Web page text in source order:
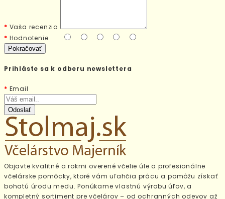
Vaša recenzia
Hodnotenie
Pokračovať
Prihláste sa k odberu newslettera
Email
Odoslať
Objavte kvalitné a rokmi overené včelie úle a profesionálne
včelárske pomôcky, ktoré vám uľahčia prácu a pomôžu získať
bohatú úrodu medu. Ponúkame vlastnú výrobu úľov, a
kompletný sortiment pre včelárov – od ochranných odevov až